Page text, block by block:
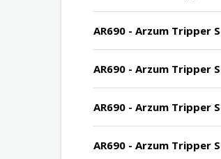
AR690 - Arzum Tripper
AR690 - Arzum Tripper
AR690 - Arzum Tripper
AR690 - Arzum Tripper